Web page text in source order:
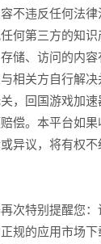
不违反任何法
何第三方的知识
储、访问的内
相关方自行解
，回国游戏加
偿。本平台如
异议，将有权
次特别提醒您
规的应用市场